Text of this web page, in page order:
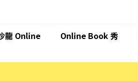
龍 Online Online Book 秀